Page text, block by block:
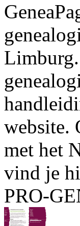
Limburg.
website.
met het
vind je
PRO-